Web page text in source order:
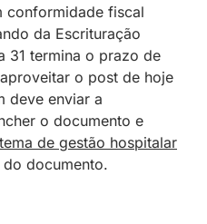
conformidade fiscal
da Escrituração
31 termina o prazo de
o post de hoje
deve enviar a
o documento e
de gestão hospitalar
documento.